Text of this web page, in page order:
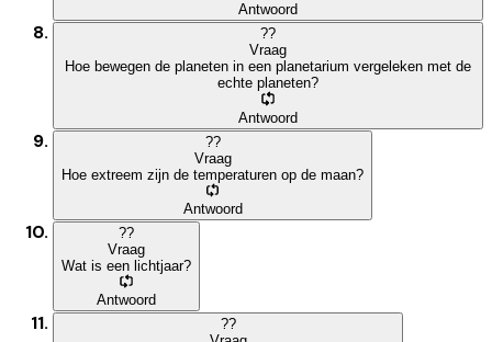
Antwoord
??
Vraag
Hoe bewegen de planeten in een planetarium vergeleken met de
echte planeten?
Antwoord
??
Vraag
Hoe extreem zijn de temperaturen op de maan?
Antwoord
??
Vraag
Wat is een lichtjaar?
Antwoord
??